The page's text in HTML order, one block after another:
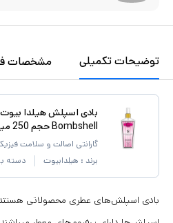
توضیحات تکمیلی مشخصات
Bombshell حجم 250 میلی لیتر
گارانتی اصالت و سلامت
برند : هیلدابیوت دسته
بادی اسپلش‌های عطری محصولاتی